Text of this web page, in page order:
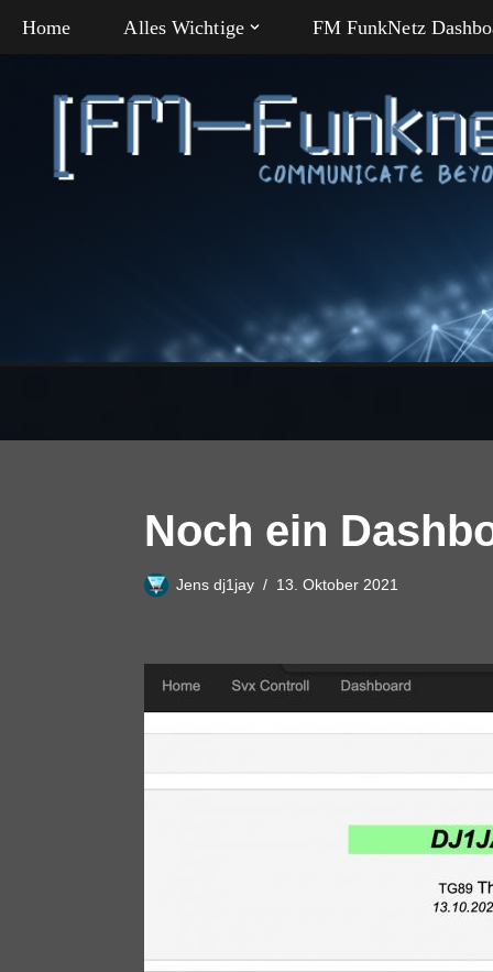
Inhalt
Home Alles Wichtige FM FunkNetz
Noch ein
Jens dj1jay 13. Oktober 2021